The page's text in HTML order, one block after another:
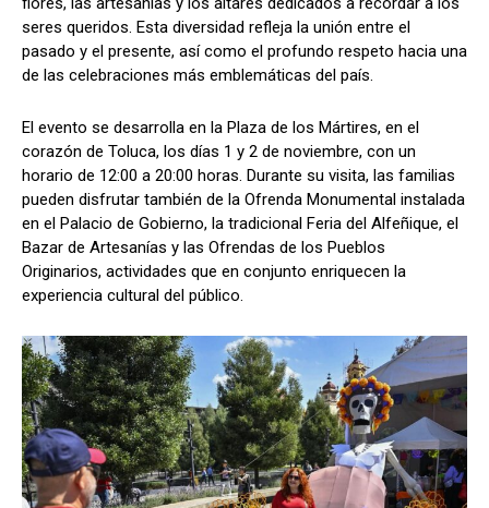
seres queridos. Esta diversidad refleja la unión entre el
pasado y el presente, así como el profundo respeto hacia una
de las celebraciones más emblemáticas del país.
El evento se desarrolla en la Plaza de los Mártires, en el
corazón de Toluca, los días 1 y 2 de noviembre, con un
horario de 12:00 a 20:00 horas. Durante su visita, las familias
pueden disfrutar también de la Ofrenda Monumental instalada
en el Palacio de Gobierno, la tradicional Feria del Alfeñique, el
Bazar de Artesanías y las Ofrendas de los Pueblos
Originarios, actividades que en conjunto enriquecen la
experiencia cultural del público.